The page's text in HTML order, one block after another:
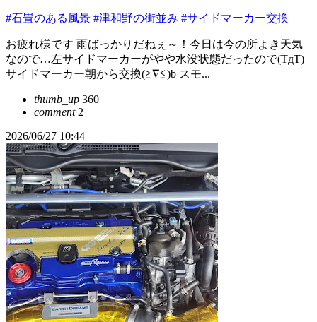
#石畳のある風景 #津和野の街並み #サイドマーカー交換
お疲れ様です 雨ばっかりだねぇ～！今日は今の所よき天気
なので…左サイドマーカーがやや水没状態だったので(TдT)
サイドマーカー朝から交換(≧∇≦)b スモ...
thumb_up 360
comment2
2026/06/27 10:44